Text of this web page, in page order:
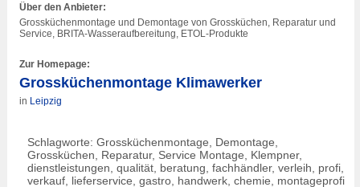
Über den Anbieter:
Grossküchenmontage und Demontage von Grossküchen, Reparatur und
Service, BRITA-Wasseraufbereitung, ETOL-Produkte
Zur Homepage:
Grossküchenmontage Klimawerker
in Leipzig
Schlagworte: Grossküchenmontage, Demontage,
Grossküchen, Reparatur, Service Montage, Klempner,
dienstleistungen, qualität, beratung, fachhändler, verleih, profi,
verkauf, lieferservice, gastro, handwerk, chemie, montageprofi